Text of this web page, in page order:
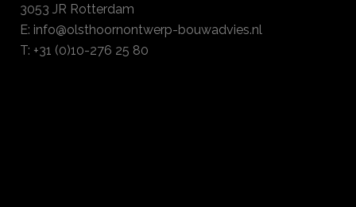
3053 JR Rotterdam
E: info@olsthoornontwerp-bouwadvies.nl
T: +31 (0)10-276 25 80